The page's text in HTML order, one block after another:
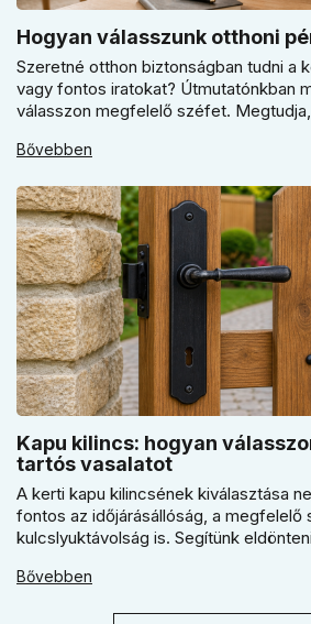
Hogyan válasszunk otthoni
Szeretné otthon biztonságban tudni a
vagy fontos iratokat? Útmutatónkban
válasszon megfelelő széfet.
kulcsfontosságú a szakszerű rögzítés
Bővebben
Kapu kilincs: hogyan
tartós vasalatot
A kerti kapu kilincsének kiválasztása
fontos az időjárásállóság, a megfelelő
kulcslyuktávolság is. Segítünk
kilincs + gomb megoldást választani.
Bővebben